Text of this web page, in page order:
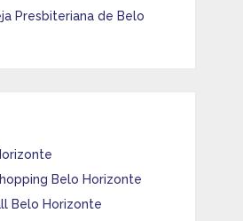
Presbiteriana de Belo
Belo Horizonte
Belo Horizonte